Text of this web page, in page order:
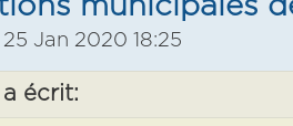
municipales
25 Jan 2020 18:25
écrit: